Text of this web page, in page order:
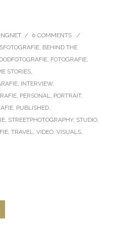
/ 0 COMMENTS
/
, BEHIND THE
, FOTOGRAFIE,
STORIES,
, INTERVIEW,
, PERSONAL, PORTRAIT,
, PUBLISHED,
, STREETPHOTOGRAPHY, STUDIO,
, TRAVEL, VIDEO, VISUALS,